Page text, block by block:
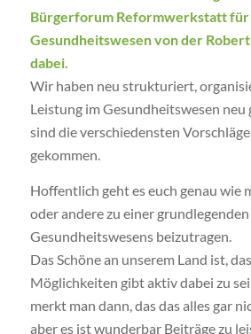
Bürgerforum Reformwerkstatt für
Gesundheitswesen von der
dabei.
Wir haben neu strukturiert,
Leistung im Gesundheitswesen
sind die verschiedensten
gekommen.
Hoffentlich geht es euch genau wie
oder andere zu einer
Gesundheitswesens beizutragen.
Das Schöne an unserem Land ist,
Möglichkeiten gibt aktiv dabei zu
merkt man dann, das das alles gar
aber es ist wunderbar Beiträge zu